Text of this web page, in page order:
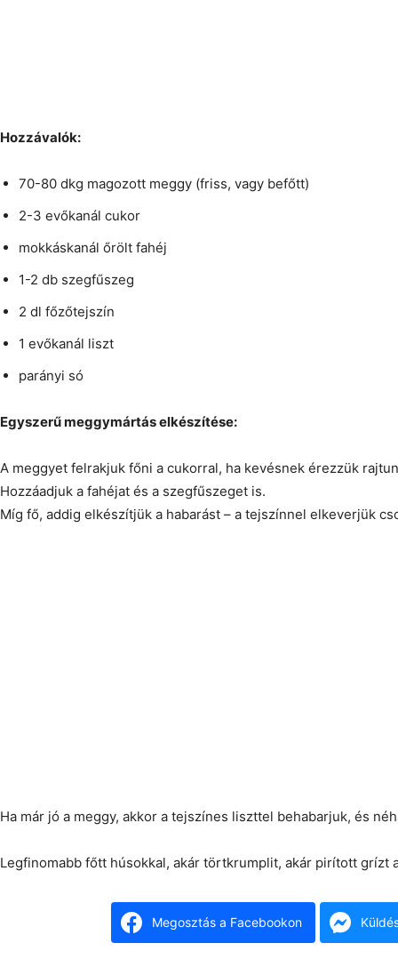
Hozzávalók:
70-80 dkg magozott meggy (friss, vagy befőtt)
2-3 evőkanál cukor
mokkáskanál őrölt fahéj
1-2 db szegfűszeg
2 dl főzőtejszín
1 evőkanál liszt
parányi só
Egyszerű meggymártás elkészítése:
A meggyet felrakjuk főni a cukorral, ha kevésnek érezzük
Hozzáadjuk a fahéjat és a szegfűszeget is.
Míg fő, addig elkészítjük a habarást – a tejszínnel elkeverjük
Ha már jó a meggy, akkor a tejszínes liszttel behabarjuk, és
Legfinomabb főtt húsokkal, akár törtkrumplit, akár pirított grízt
Megosztás a Facebookon